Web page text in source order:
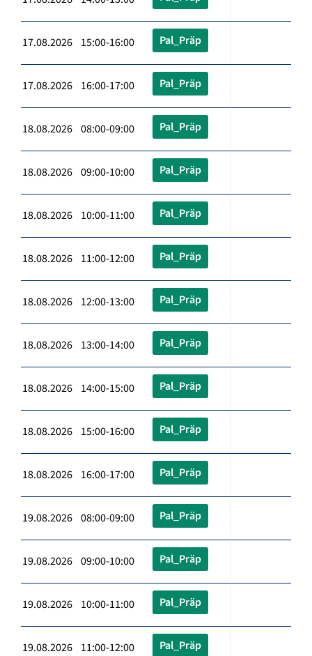
17.08.2026 15:00-16:00 Pal_Präp
17.08.2026 16:00-17:00 Pal_Präp
18.08.2026 08:00-09:00 Pal_Präp
18.08.2026 09:00-10:00 Pal_Präp
18.08.2026 10:00-11:00 Pal_Präp
18.08.2026 11:00-12:00 Pal_Präp
18.08.2026 12:00-13:00 Pal_Präp
18.08.2026 13:00-14:00 Pal_Präp
18.08.2026 14:00-15:00 Pal_Präp
18.08.2026 15:00-16:00 Pal_Präp
18.08.2026 16:00-17:00 Pal_Präp
19.08.2026 08:00-09:00 Pal_Präp
19.08.2026 09:00-10:00 Pal_Präp
19.08.2026 10:00-11:00 Pal_Präp
19.08.2026 11:00-12:00 Pal_Präp